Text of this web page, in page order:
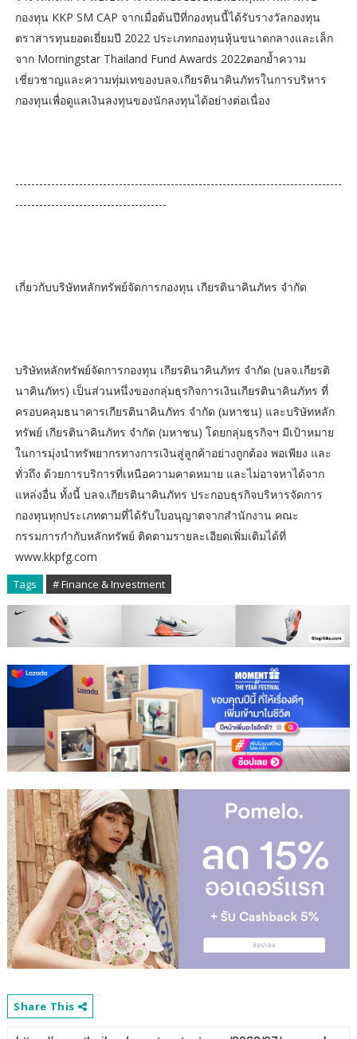
กองทุน KKP SM CAP จากเมื่อต้นปีที่กองทุนนี้ได้รับรางวัลกองทุน
ตราสารทุนยอดเยี่ยมปี 2022 ประเภทกองทุนหุ้นขนาดกลางและเล็ก
จาก Morningstar Thailand Fund Awards 2022ตอกย้ำความ
เชี่ยวชาญและความทุ่มเทของบลจ.เกียรตินาคินภัทรในการบริหาร
กองทุนเพื่อดูแลเงินลงทุนของนักลงทุนได้อย่างต่อเนื่อง
----------------------------------------------------------------------------------
--------------------------------------
เกี่ยวกับบริษัทหลักทรัพย์จัดการกองทุน เกียรตินาคินภัทร จำกัด
บริษัทหลักทรัพย์จัดการกองทุน เกียรตินาคินภัทร จำกัด (บลจ.เกียรติ
นาคินภัทร) เป็นส่วนหนึ่งของกลุ่มธุรกิจการเงินเกียรตินาคินภัทร ที่
ครอบคลุมธนาคารเกียรตินาคินภัทร จำกัด (มหาชน) และบริษัทหลัก
ทรัพย์ เกียรตินาคินภัทร จำกัด (มหาชน) โดยกลุ่มธุรกิจฯ มีเป้าหมาย
ในการมุ่งนำทรัพยากรทางการเงินสู่ลูกค้าอย่างถูกต้อง พอเพียง และ
ทั่วถึง ด้วยการบริการที่เหนือความคาดหมาย และไม่อาจหาได้จาก
แหล่งอื่น ทั้งนี้ บลจ.เกียรตินาคินภัทร ประกอบธุรกิจบริหารจัดการ
กองทุนทุกประเภทตามที่ได้รับใบอนุญาตจากสำนักงาน คณะ
กรรมการกำกับหลักทรัพย์ ติดตามรายละเอียดเพิ่มเติมได้ที่
www.kkpfg.com
Tags # Finance & Investment
Share This